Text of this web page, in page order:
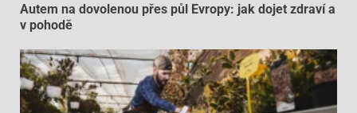
Autem na dovolenou přes půl Evropy: jak dojet zdraví a
v pohodě